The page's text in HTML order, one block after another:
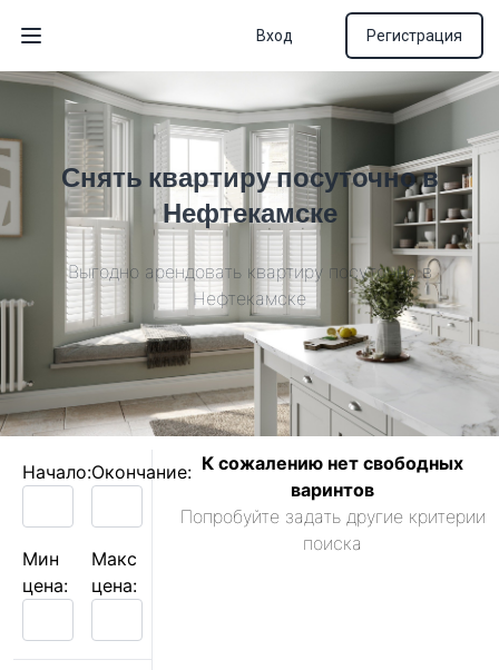
Открыть меню
Вход Регистрация
Снять квартиру посуточно в
Нефтекамске
Выгодно арендовать квартиру посуточно в
Нефтекамске
Начало:Окончание:
Мин
цена:
Макс
цена:
К сожалению нет свободных
варинтов
Попробуйте задать другие критерии
поиска